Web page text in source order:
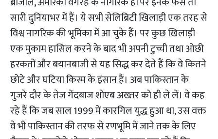
सारी दुनियाभर में हैं। ये सभी सेलिब्रिटी खिलाड़ी एक तरह से
विश्व नागरिक की भूमिका में आ चुके हैं। पर कुछ खिलाड़ी
एक मुकाम हासिल करने के बाद भी अपनी टुच्ची तथा ओछी
हरकतों और बयानबाजी से यह सिद्ध कर देते हैं कि वे कितने
छोटे और घटिया किस्म के इंसान हैं। अब पाकिस्तान के
गुजरे दौर के तेज गेंदबाज शोएब अख्तर को ही ले लें। वे कह
रहे हैं कि जब साल 1999 में कारगिल युद्ध हुआ था, उस वक्त
वे भी पाकिस्तान की तरफ से रणभूमि में जाने तक के लिए